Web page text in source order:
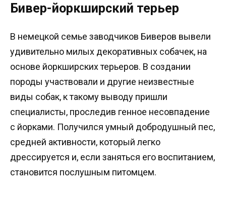
Бивер-йоркширский терьер
В немецкой семье заводчиков Биверов вывели
удивительно милых декоративных собачек, на
основе йоркширских терьеров. В создании
породы участвовали и другие неизвестные
виды собак, к такому выводу пришли
специалисты, проследив генное несовпадение
с йорками. Получился умный добродушный пес,
средней активности, который легко
дрессируется и, если заняться его воспитанием,
становится послушным питомцем.